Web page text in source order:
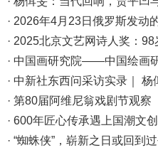
· 中国画研究院——中国绘画
· 中新社东西问采访实录｜
· 第80届阿维尼翁戏剧节观察
· “蜘蛛侠”，崭新之日或回到